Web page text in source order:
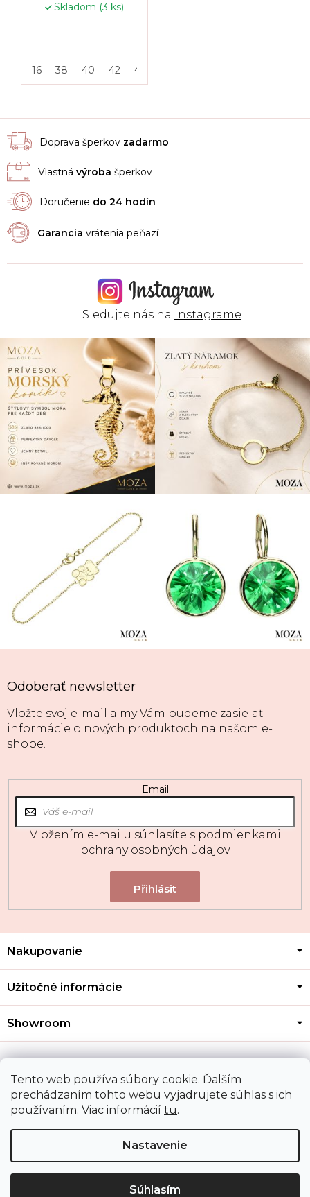
Tento web používa súbory cookie. Ďalším
prechádzaním tohto webu vyjadrujete súhlas s ich
používaním. Viac informácií tu.
Nastavenie
Súhlasím
Skladom (3 ks)
16 38 40 42 46
Doprava šperkov zadarmo
Vlastná výroba šperkov
Doručenie do 24 hodín
Garancia vrátenia peňazí
Sledujte nás na Instagrame
Odoberať newsletter
Vložte svoj e-mail a my Vám budeme zasielať
informácie o nových produktoch na našom e-
shope.
Email
Vložením e-mailu súhlasíte s podmienkami
ochrany osobných údajov
Z
p
t
Nakupovanie
Užitočné informácie
Showroom
Kontakt
Upraviť nastavenie cookies